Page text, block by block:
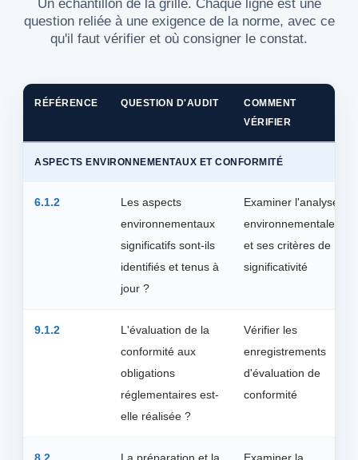
Un échantillon de la grille. Chaque ligne est une
question reliée à une exigence de la norme, avec ce
qu'il faut vérifier et où consigner le constat.
RÉFÉRENCE QUESTION D'AUDIT
COMMENT
VÉRIFIER
ASPECTS ENVIRONNEMENTAUX ET CONFORMITÉ
6.1.2
Les aspects
environnementaux
significatifs sont-ils
identifiés et tenus à
jour ?
Examiner l'analyse
environnementale
et ses critères de
significativité
9.1.2
L'évaluation de la
conformité aux
obligations
réglementaires est-
elle réalisée ?
Vérifier les
enregistrements
d'évaluation de
conformité